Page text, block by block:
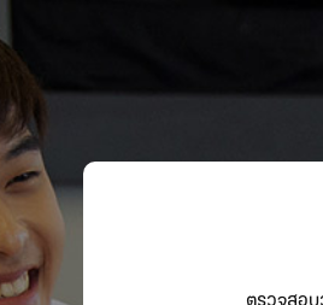
ตรวจสอบ